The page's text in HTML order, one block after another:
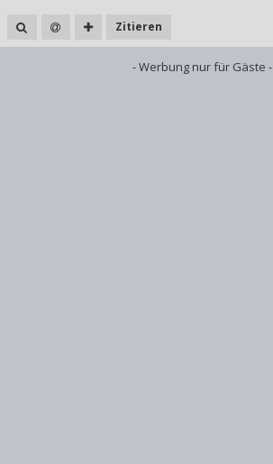
Zitieren
- Werbung nur für Gäste -